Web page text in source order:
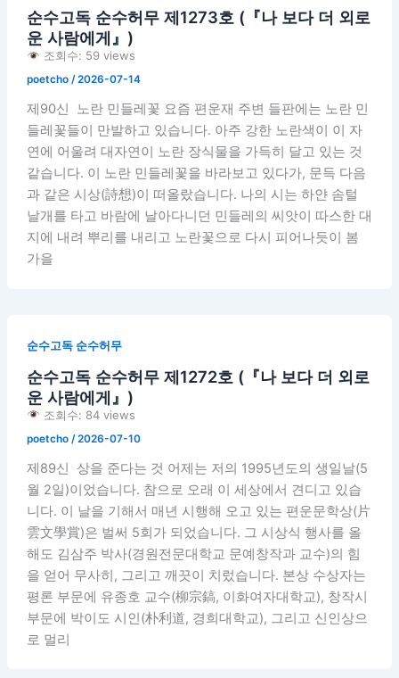
순수고독 순수허무 제1273호 (『나 보다 더 외로
운 사람에게』)
조회수: 59 views
poetcho /2026-07-14
제90신 노란 민들레꽃 요즘 편운재 주변 들판에는 노란 민
들레꽃들이 만발하고 있습니다. 아주 강한 노란색이 이 자
연에 어울려 대자연이 노란 장식물을 가득히 달고 있는 것
같습니다. 이 노란 민들레꽃을 바라보고 있다가, 문득 다음
과 같은 시상(詩想)이 떠올랐습니다. 나의 시는 하얀 솜털
날개를 타고 바람에 날아다니던 민들레의 씨앗이 따스한 대
지에 내려 뿌리를 내리고 노란꽃으로 다시 피어나듯이 봄
가을
순수고독 순수허무
순수고독 순수허무 제1272호 (『나 보다 더 외로
운 사람에게』)
조회수: 84 views
poetcho /2026-07-10
제89신 상을 준다는 것 어제는 저의 1995년도의 생일날(5
월 2일)이었습니다. 참으로 오래 이 세상에서 견디고 있습
니다. 이 날을 기해서 매년 시행해 오고 있는 편운문학상(片
雲文學賞)은 벌써 5회가 되었습니다. 그 시상식 행사를 올
해도 김삼주 박사(경원전문대학교 문예창작과 교수)의 힘
을 얻어 무사히, 그리고 깨끗이 치렀습니다. 본상 수상자는
평론 부문에 유종호 교수(柳宗鎬, 이화여자대학교), 창작시
부문에 박이도 시인(朴利道, 경희대학교), 그리고 신인상으
로 멀리